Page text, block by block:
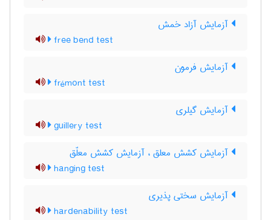
آزمایش آزاد خمش
free bend test
آزمایش فرمون
frémont test
آزمایش گیلری
guillery test
آزمایش کشش معلق ، آزمایش کشش معلّق
hanging test
آزمایش سختی پذیری
hardenability test